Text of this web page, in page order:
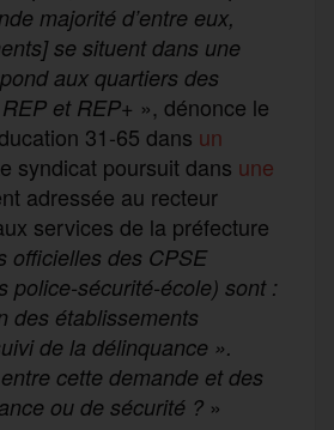
majorité d’entre eux,
se situent dans une
aux quartiers des
et REP+ », dénonce le
31-65 dans un
syndicat poursuit dans une
adressée au recteur
services de la préfecture
officielles des CPSE
police-sécurité-école) sont :
des établissements
de la délinquance ».
cette demande et des
ou de sécurité ? »